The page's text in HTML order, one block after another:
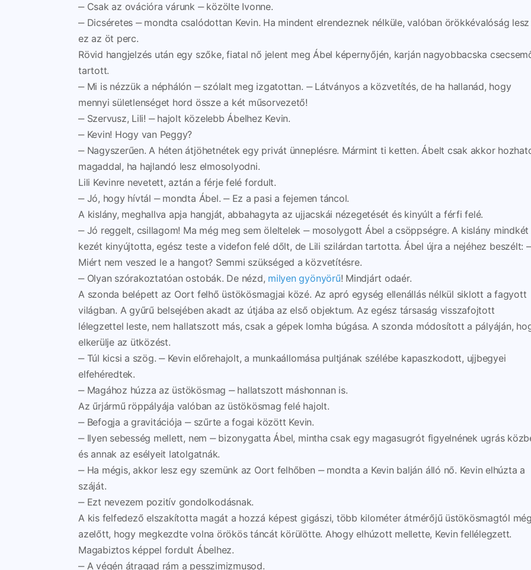
‒ Csak az ovációra várunk ‒ közölte Ivonne.
‒ Dicséretes ‒ mondta csalódottan Kevin. Ha mindent elrendeznek nélküle, valóban örökkévalóság lesz
ez az öt perc.
Rövid hangjelzés után egy szőke, fiatal nő jelent meg Ábel képernyőjén, karján nagyobbacska
tartott.
‒ Mi is nézzük a néphálón ‒ szólalt meg izgatottan. ‒ Látványos a közvetítés, de ha hallanád, hogy
mennyi sületlenséget hord össze a két műsorvezető!
‒ Szervusz, Lili! ‒ hajolt közelebb Ábelhez Kevin.
‒ Kevin! Hogy van Peggy?
‒ Nagyszerűen. A héten átjöhetnétek egy privát ünneplésre. Mármint ti ketten. Ábelt csak akkor
magaddal, ha hajlandó lesz elmosolyodni.
Lili Kevinre nevetett, aztán a férje felé fordult.
‒ Jó, hogy hívtál ‒ mondta Ábel. ‒ Ez a pasi a fejemen táncol.
A kislány, meghallva apja hangját, abbahagyta az ujjacskái nézegetését és kinyúlt a férfi felé.
‒ Jó reggelt, csillagom! Ma még meg sem öleltelek ‒ mosolygott Ábel a csöppségre. A kislány mindkét
kezét kinyújtotta, egész teste a videfon felé dőlt, de Lili szilárdan tartotta. Ábel újra a nejéhez beszélt:
Miért nem veszed le a hangot? Semmi szükséged a közvetítésre.
‒ Olyan szórakoztatóan ostobák. De nézd, milyen gyönyörű! Mindjárt odaér.
A szonda belépett az Oort felhő üstökösmagjai közé. Az apró egység ellenállás nélkül siklott a fagyott
világban. A gyűrű belsejében akadt az útjába az első objektum. Az egész társaság visszafojtott
lélegzettel leste, nem hallatszott más, csak a gépek lomha búgása. A szonda módosított a pályáján,
elkerülje az ütközést.
‒ Túl kicsi a szög. ‒ Kevin előrehajolt, a munkaállomása pultjának szélébe kapaszkodott, ujjbegyei
elfehéredtek.
‒ Magához húzza az üstökösmag ‒ hallatszott máshonnan is.
Az űrjármű röppályája valóban az üstökösmag felé hajolt.
‒ Befogja a gravitációja ‒ szűrte a fogai között Kevin.
‒ Ilyen sebesség mellett, nem ‒ bizonygatta Ábel, mintha csak egy magasugrót figyelnének ugrás
és annak az esélyeit latolgatnák.
‒ Ha mégis, akkor lesz egy szemünk az Oort felhőben ‒ mondta a Kevin balján álló nő. Kevin elhúzta a
száját.
‒ Ezt nevezem pozitív gondolkodásnak.
A kis felfedező elszakította magát a hozzá képest gigászi, több kilométer átmérőjű üstökösmagtól
azelőtt, hogy megkezdte volna örökös táncát körülötte. Ahogy elhúzott mellette, Kevin fellélegzett.
Magabiztos képpel fordult Ábelhez.
‒ A végén átragad rám a pesszimizmusod.